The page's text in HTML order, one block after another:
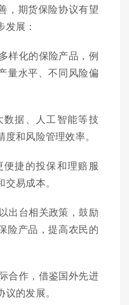
，期货保险协议有望
展：
样化的保险产品，例
量水平、不同风险偏
据、人工智能等技
和风险管理效率。
捷的投保和理赔服
易成本。
出台相关政策，鼓励
险产品，提高农民的
合作，借鉴国外先进
的发展。